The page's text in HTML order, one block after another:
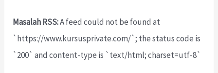
Masalah RSS:A feed could not be found at
`https://www.kursusprivate.com/`; the status code is
`200` and content-type is `text/html; charset=utf-8`